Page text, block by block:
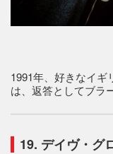
1991年、好きなイギ
は、返答としてブラ
19. デイヴ・グ